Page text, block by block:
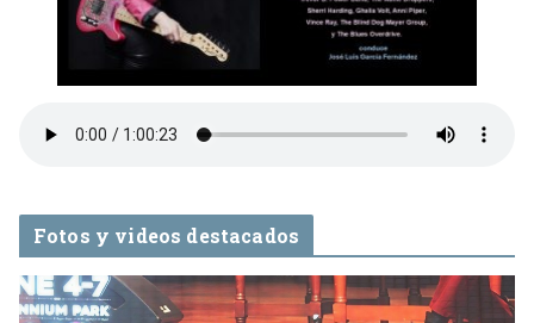
Fotos y videos destacados